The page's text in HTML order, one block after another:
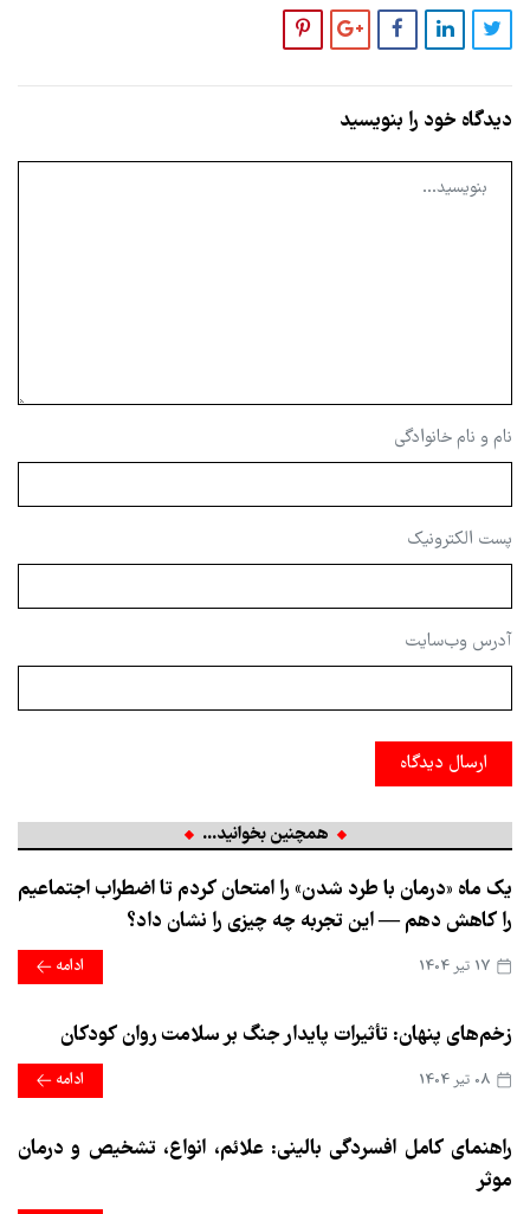
دیدگاه خود را بنویسید
نام و نام خانوادگی
پست الکترونیک
آدرس وب‌سایت
ارسال دیدگاه
همچنین بخوانید...
یک ماه «درمان با طرد شدن» را امتحان کردم تا اضطراب اجتماعیم
را کاهش دهم — این تجربه چه چیزی را نشان داد؟
ادامه
زخم‌های پنهان: تأثیرات پایدار جنگ بر سلامت روان کودکان
ادامه
راهنمای کامل افسردگی بالینی: علائم، انواع، تشخیص و درمان
موثر